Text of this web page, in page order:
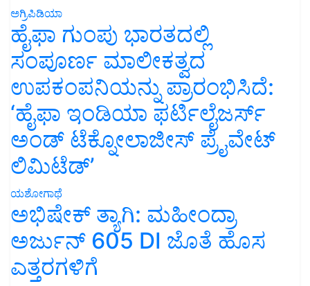
ಅಗ್ರಿಪಿಡಿಯಾ
ಹೈಫಾ ಗುಂಪು ಭಾರತದಲ್ಲಿ
ಸಂಪೂರ್ಣ ಮಾಲೀಕತ್ವದ
ಉಪಕಂಪನಿಯನ್ನು ಪ್ರಾರಂಭಿಸಿದೆ:
‘ಹೈಫಾ ಇಂಡಿಯಾ ಫರ್ಟಿಲೈಜರ್ಸ್
ಅಂಡ್ ಟೆಕ್ನೋಲಾಜೀಸ್ ಪ್ರೈವೇಟ್
ಲಿಮಿಟೆಡ್’
ಯಶೋಗಾಥೆ
ಅಭಿಷೇಕ್ ತ್ಯಾಗಿ: ಮಹೀಂದ್ರಾ
ಅರ್ಜುನ್ 605 DI ಜೊತೆ ಹೊಸ
ಎತ್ತರಗಳಿಗೆ